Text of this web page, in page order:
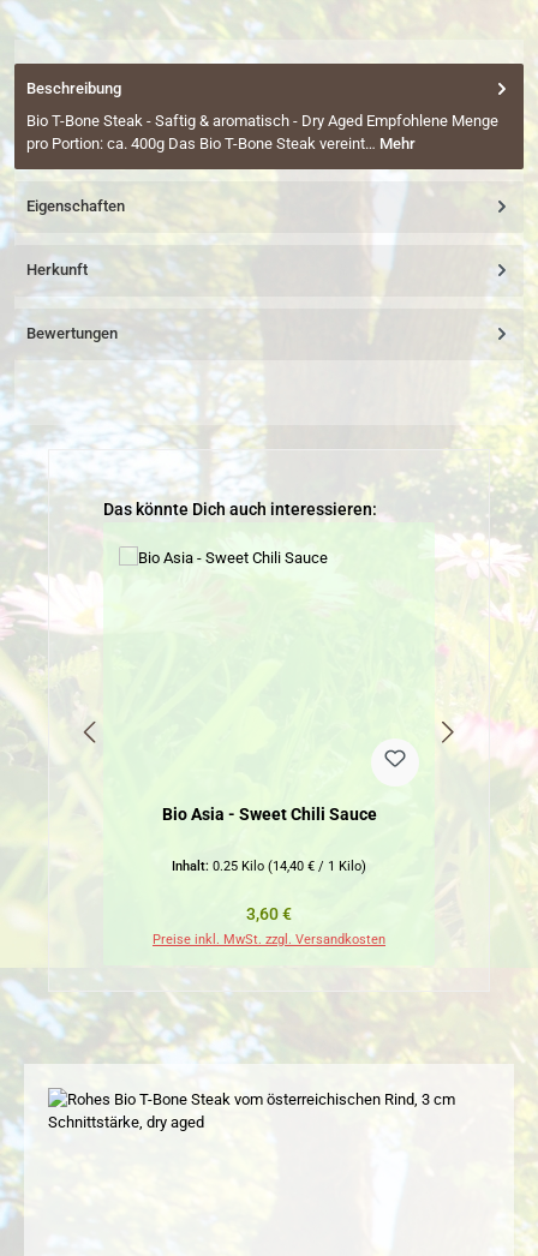
Beschreibung
Bio T-Bone Steak - Saftig & aromatisch - Dry Aged Empfohlene Menge
pro Portion: ca. 400g Das Bio T-Bone Steak vereint… Mehr
Eigenschaften
Herkunft
Bewertungen
Produktgalerie überspringen
Das könnte Dich auch interessieren:
Bio Asia - Sweet Chili Sauce
Inhalt: 0.25 Kilo (14,40 € / 1 Kilo)
Regulärer Preis:
3,60 €
Preise inkl. MwSt. zzgl. Versandkosten